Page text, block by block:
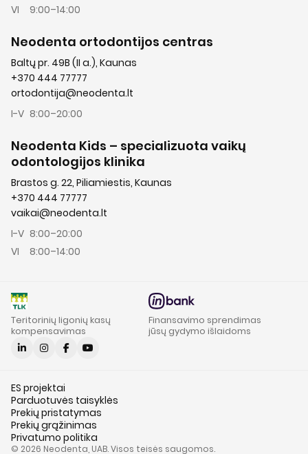
VI
9:00–14:00
Neodenta ortodontijos centras
Baltų pr. 49B (II a.), Kaunas
+370 444 77777
ortodontija@neodenta.lt
I-V 8:00–20:00
Neodenta Kids – specializuota vaikų
odontologijos klinika
Brastos g. 22, Piliamiestis, Kaunas
+370 444 77777
vaikai@neodenta.lt
I-V 8:00–20:00
VI
8:00–14:00
Teritorinių ligonių kasų
kompensavimas
Finansavimo sprendimas
jūsų gydymo išlaidoms
© 2026 Neodenta, UAB. Visos teisės saugomos.
ES projektai
Parduotuvės taisyklės
Prekių pristatymas
Prekių grąžinimas
Privatumo politika